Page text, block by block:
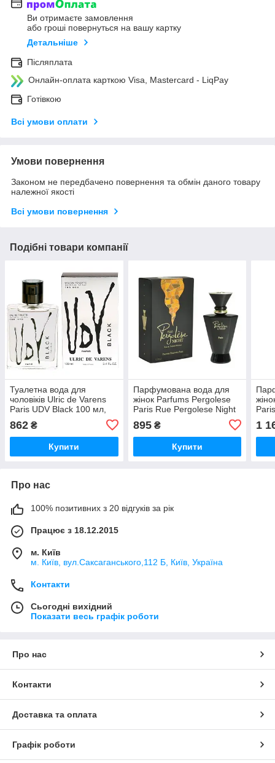
Ви отримаєте замовлення
або гроші повернуться на вашу картку
Детальніше
Післяплата
Онлайн-оплата карткою Visa, Mastercard - LiqPay
Готівкою
Всі умови оплати
Умови повернення
Законом не передбачено повернення та обмін даного товару
належної якості
Всі умови повернення
Подібні товари компанії
Туалетна вода для
чоловіків Ulric de Varens
Paris UDV Black 100 мл,
862 ₴
Купити
Парфумована вода для
жінок Parfums Pergolese
Paris Rue Pergolese Night
895₴
Купити
1
Про нас
100% позитивних з 20 відгуків за рік
Працює з 18.12.2015
м. Київ
м. Київ, вул.Саксаганського,112 Б, Київ, Україна
Контакти
Сьогодні вихідний
Показати весь графік роботи
Про нас
Контакти
Доставка та оплата
Графік роботи